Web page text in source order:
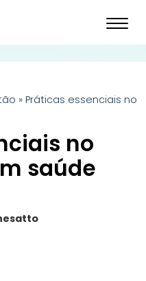
» Práticas essenciais
no
saúde